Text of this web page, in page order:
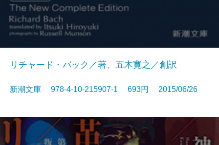
リチャード・バック／著、五木寛之／創訳
新潮文庫 978-4-10-215907-1 693円 2015/06/26